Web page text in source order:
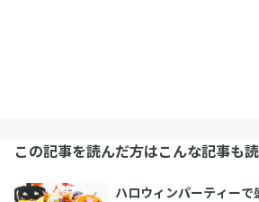
この記事を読んだ方はこんな記事も
ハロウィンパーティー